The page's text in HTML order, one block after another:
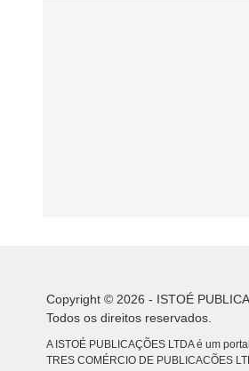
Copyright © 2026 - ISTOÉ
Todos os direitos reservados.
A ISTOÉ PUBLICAÇÕES LTDA é um
TRES COMÉRCIO DE PUBLICACÕES